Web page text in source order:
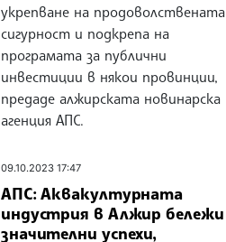
укрепване на продоволствената
сигурност и подкрепа на
програмата за публични
инвестиции в някои провинции,
предаде алжирската новинарска
агенция АПС.
09.10.2023 17:47
АПС: Аквакултурната
индустрия в Алжир бележи
значителни успехи,